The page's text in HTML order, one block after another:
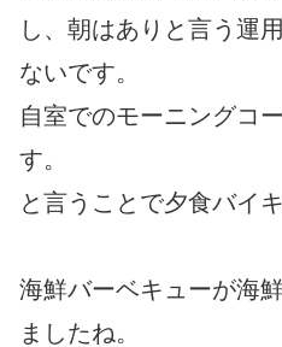
し、朝はありと言う運
ないです。
自室でのモーニングコ
す。
と言うことで夕食バイ
海鮮バーベキューが海
ましたね。